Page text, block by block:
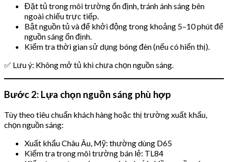
Đặt tủ trong môi trường ổn định, tránh ánh sáng bên
ngoài chiếu trực tiếp.
Bật nguồn tủ và để khởi động trong khoảng 5–10 phút để
nguồn sáng ổn định.
Kiểm tra thời gian sử dụng bóng đèn (nếu có hiển thị).
✅ Lưu ý: Không mở tủ khi chưa chọn nguồn sáng.
Bước 2: Lựa chọn nguồn sáng phù hợp
Tùy theo tiêu chuẩn khách hàng hoặc thị trường xuất khẩu,
chọn nguồn sáng:
Xuất khẩu Châu Âu, Mỹ: thường dùng D65
Kiểm tra trong môi trường bán lẻ: TL84